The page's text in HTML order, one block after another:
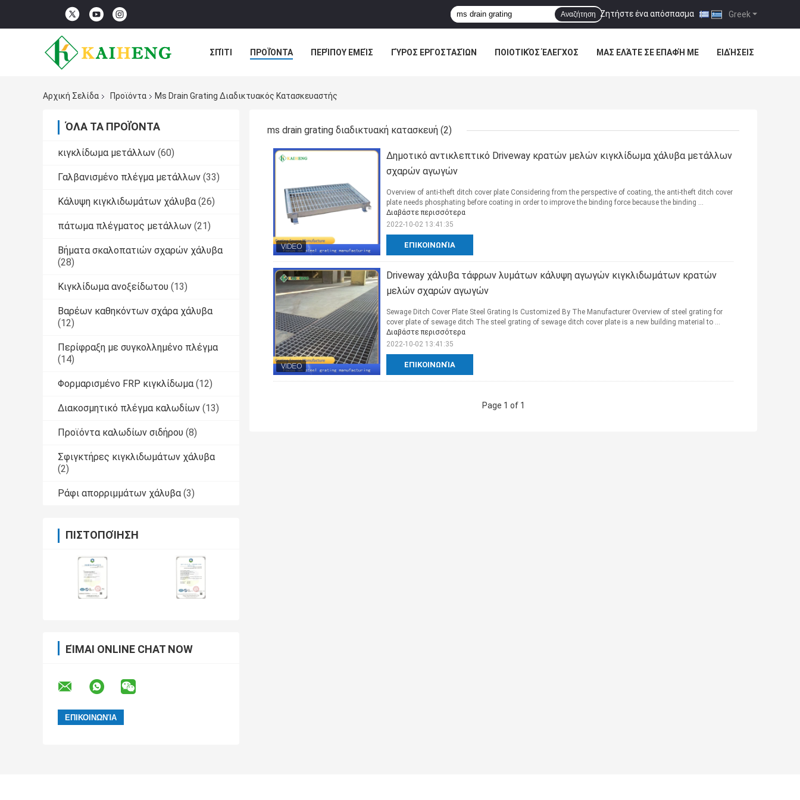
Greek
Ζητήστε ένα απόσπασμα |
Αναζήτηση
ΣΠΊΤΙ ΠΡΟΪΌΝΤΑ ΠΕΡΊΠΟΥ ΕΜΕΊΣ ΓΎΡΟΣ ΕΡΓΟΣΤΑΣΊΩΝ ΠΟΙΟΤΙΚΌΣ ΈΛΕΓΧΟΣ ΜΑΣ ΕΛΆΤΕ ΣΕ ΕΠΑΦΉ ΜΕ ΕΙΔΉΣΕΙΣ
Αρχική Σελίδα
Προϊόντα Ms Drain Grating Διαδικτυακός Κατασκευαστής
ΌΛΑ ΤΑ ΠΡΟΪΌΝΤΑ
κιγκλίδωμα μετάλλων (60)
Γαλβανισμένο πλέγμα μετάλλων (33)
Κάλυψη κιγκλιδωμάτων χάλυβα (26)
πάτωμα πλέγματος μετάλλων (21)
Βήματα σκαλοπατιών σχαρών χάλυβα
(28)
Κιγκλίδωμα ανοξείδωτου (13)
Βαρέων καθηκόντων σχάρα χάλυβα
(12)
Περίφραξη με συγκολλημένο πλέγμα
(14)
Φορμαρισμένο FRP κιγκλίδωμα (12)
Διακοσμητικό πλέγμα καλωδίων (13)
Προϊόντα καλωδίων σιδήρου (8)
Σφιγκτήρες κιγκλιδωμάτων χάλυβα
(2)
Ράφι απορριμμάτων χάλυβα (3)
ΠΙΣΤΟΠΟΊΗΣΗ
ΕΊΜΑΙ ONLINE CHAT NOW
ms drain grating διαδικτυακή κατασκευή (2)
Δημοτικό αντικλεπτικό Driveway κρατών μελών κιγκλίδωμα χάλυβα μετάλλων
σχαρών αγωγών
ΕΠΙΚΟΙΝΩΝΊΑ
Overview of anti-theft ditch cover plate Considering from the perspective of coating, the anti-theft ditch cover
plate needs phosphating before coating in order to improve the binding force because the binding ...
Διαβάστε περισσότερα
2022-10-02 13:41:35
Driveway χάλυβα τάφρων λυμάτων κάλυψη αγωγών κιγκλιδωμάτων κρατών
μελών σχαρών αγωγών
ΕΠΙΚΟΙΝΩΝΊΑ
Sewage Ditch Cover Plate Steel Grating Is Customized By The Manufacturer Overview of steel grating for
cover plate of sewage ditch The steel grating of sewage ditch cover plate is a new building material to ...
Διαβάστε περισσότερα
2022-10-02 13:41:35
Page 1 of 1